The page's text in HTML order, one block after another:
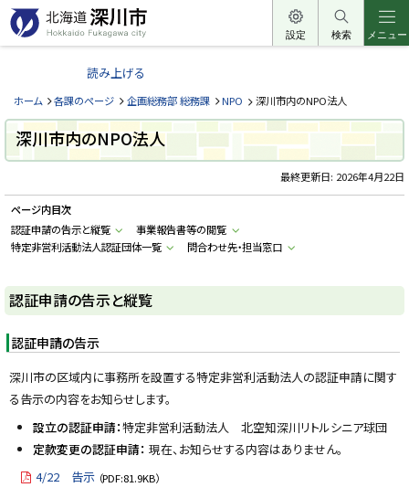
本
文
へ
ュ
へ
北
道
深
川
市
k
a
d
u
k
a
g
a
w
a
c
t
設定 検索 メニュー
読み上げる
ホーム 各課のページ 企画総務部 総務課 NPO 深川市内のNPO法人
深川市内のNPO法人
最終更新日: 2026年4月22日
ページ内目次
認証申請の告示と縦覧
事業報告書等の閲覧
特定非営利活動法人認証団体一覧
問合わせ先・担当窓口
認証申請の告示と縦覧
認証申請の告示
深川市の区域内に事務所を設置する特定非営利活動法人の認証申請に関す
る告示の内容をお知らせします。
設立の認証申請：特定非営利活動法人 北空知深川リトルシニア球団
定款変更の認証申請： 現在、お知らせする内容はありません。
4/22 告示 （PDF:81.9KB）